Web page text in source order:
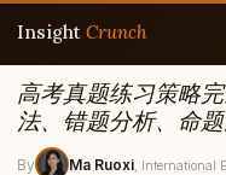
Insight Crunch
高考真题练习策略
法、错题分析、命
By Ma Ruoxi , International